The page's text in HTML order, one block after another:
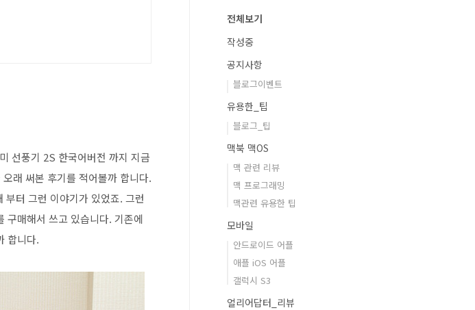
선풍기 2S 한국어버전 까지 지금
래 써본 후기를 적어볼까 합니다.
터 그런 이야기가 있었죠. 그런
구매해서 쓰고 있습니다. 기존에
합니다.
전체보기
작성중
공지사항
블로그이벤트
유용한_팁
블로그_팁
맥북 맥OS
맥 관련 리뷰
맥 프로그래밍
맥관련 유용한 팁
모바일
안드로이드 어플
애플 iOS 어플
갤럭시 S3
얼리어답터_리뷰